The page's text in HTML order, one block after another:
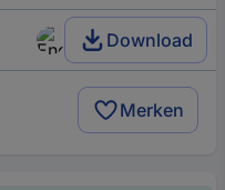
Download
Merken